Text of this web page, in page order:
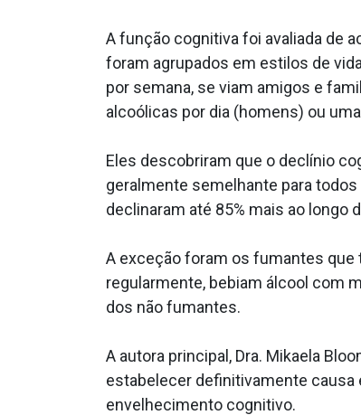
A função cognitiva foi avaliada de
foram agrupados em estilos de
por semana, se viam amigos e
alcoólicas por dia (homens) ou
Eles descobriram que o declínio
geralmente semelhante para
declinaram até 85% mais ao longo
A exceção foram os fumantes que
regularmente, bebiam álcool com
dos não fumantes.
A autora principal, Dra. Mikaela
estabelecer definitivamente causa
envelhecimento cognitivo.